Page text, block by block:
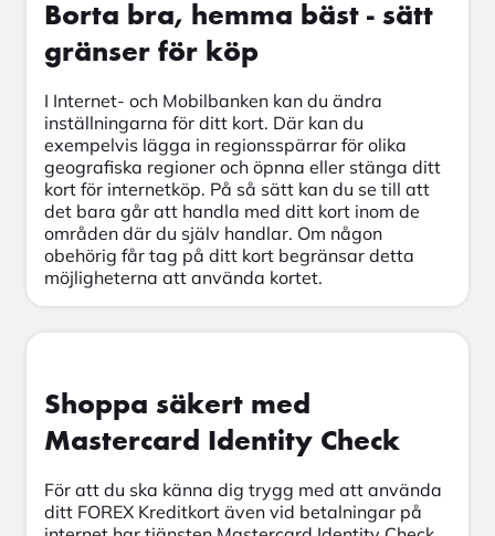
Borta bra, hemma bäst - sätt
gränser för köp
I Internet- och Mobilbanken kan du ändra
inställningarna för ditt kort. Där kan du
exempelvis lägga in regionsspärrar för olika
geografiska regioner och öpnna eller stänga ditt
kort för internetköp. På så sätt kan du se till att
det bara går att handla med ditt kort inom de
områden där du själv handlar. Om någon
obehörig får tag på ditt kort begränsar detta
möjligheterna att använda kortet.
Shoppa säkert med
Mastercard Identity Check
För att du ska känna dig trygg med att använda
ditt FOREX Kreditkort även vid betalningar på